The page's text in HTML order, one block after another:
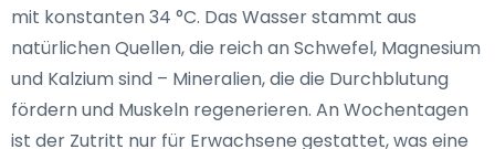
mit konstanten 34 °C. Das Wasser stammt aus
natürlichen Quellen, die reich an Schwefel, Magnesium
und Kalzium sind – Mineralien, die die Durchblutung
fördern und Muskeln regenerieren. An Wochentagen
ist der Zutritt nur für Erwachsene gestattet, was eine